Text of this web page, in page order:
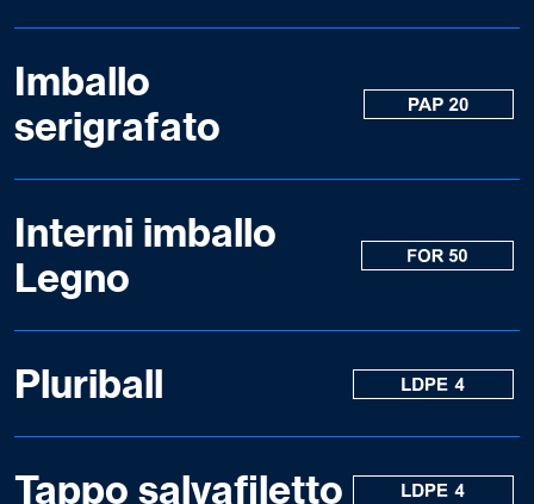
Imballo
serigrafato
Interni imballo
Legno
Pluriball
Tappo salvafiletto